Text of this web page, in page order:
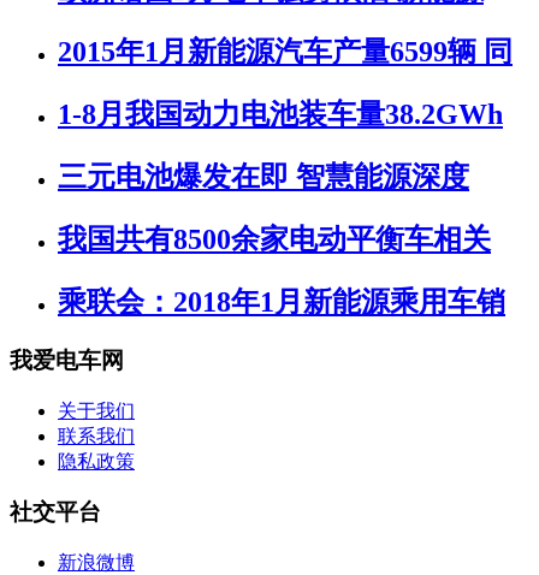
2015年1月新能源汽车产量6599辆 同
1-8月我国动力电池装车量38.2GWh
三元电池爆发在即 智慧能源深度
我国共有8500余家电动平衡车相关
乘联会：2018年1月新能源乘用车销
我爱电车网
关于我们
联系我们
隐私政策
社交平台
新浪微博